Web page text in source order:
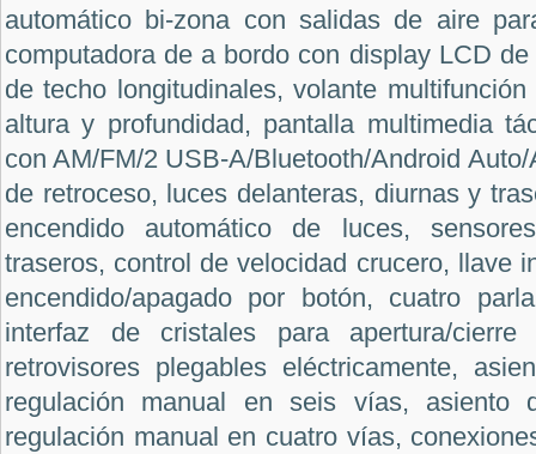
automático bi-zona con salidas de aire
computadora de a bordo con display LCD
de techo longitudinales, volante
altura y profundidad, pantalla multimedia
con AM/FM/2 USB-A/Bluetooth/Android
de retroceso, luces delanteras, diurnas y
encendido automático de luces,
traseros, control de velocidad crucero, llave
encendido/apagado por botón, cuatro
interfaz de cristales para apertura/
retrovisores plegables eléctricamente,
regulación manual en seis vías, asiento
regulación manual en cuatro vías,